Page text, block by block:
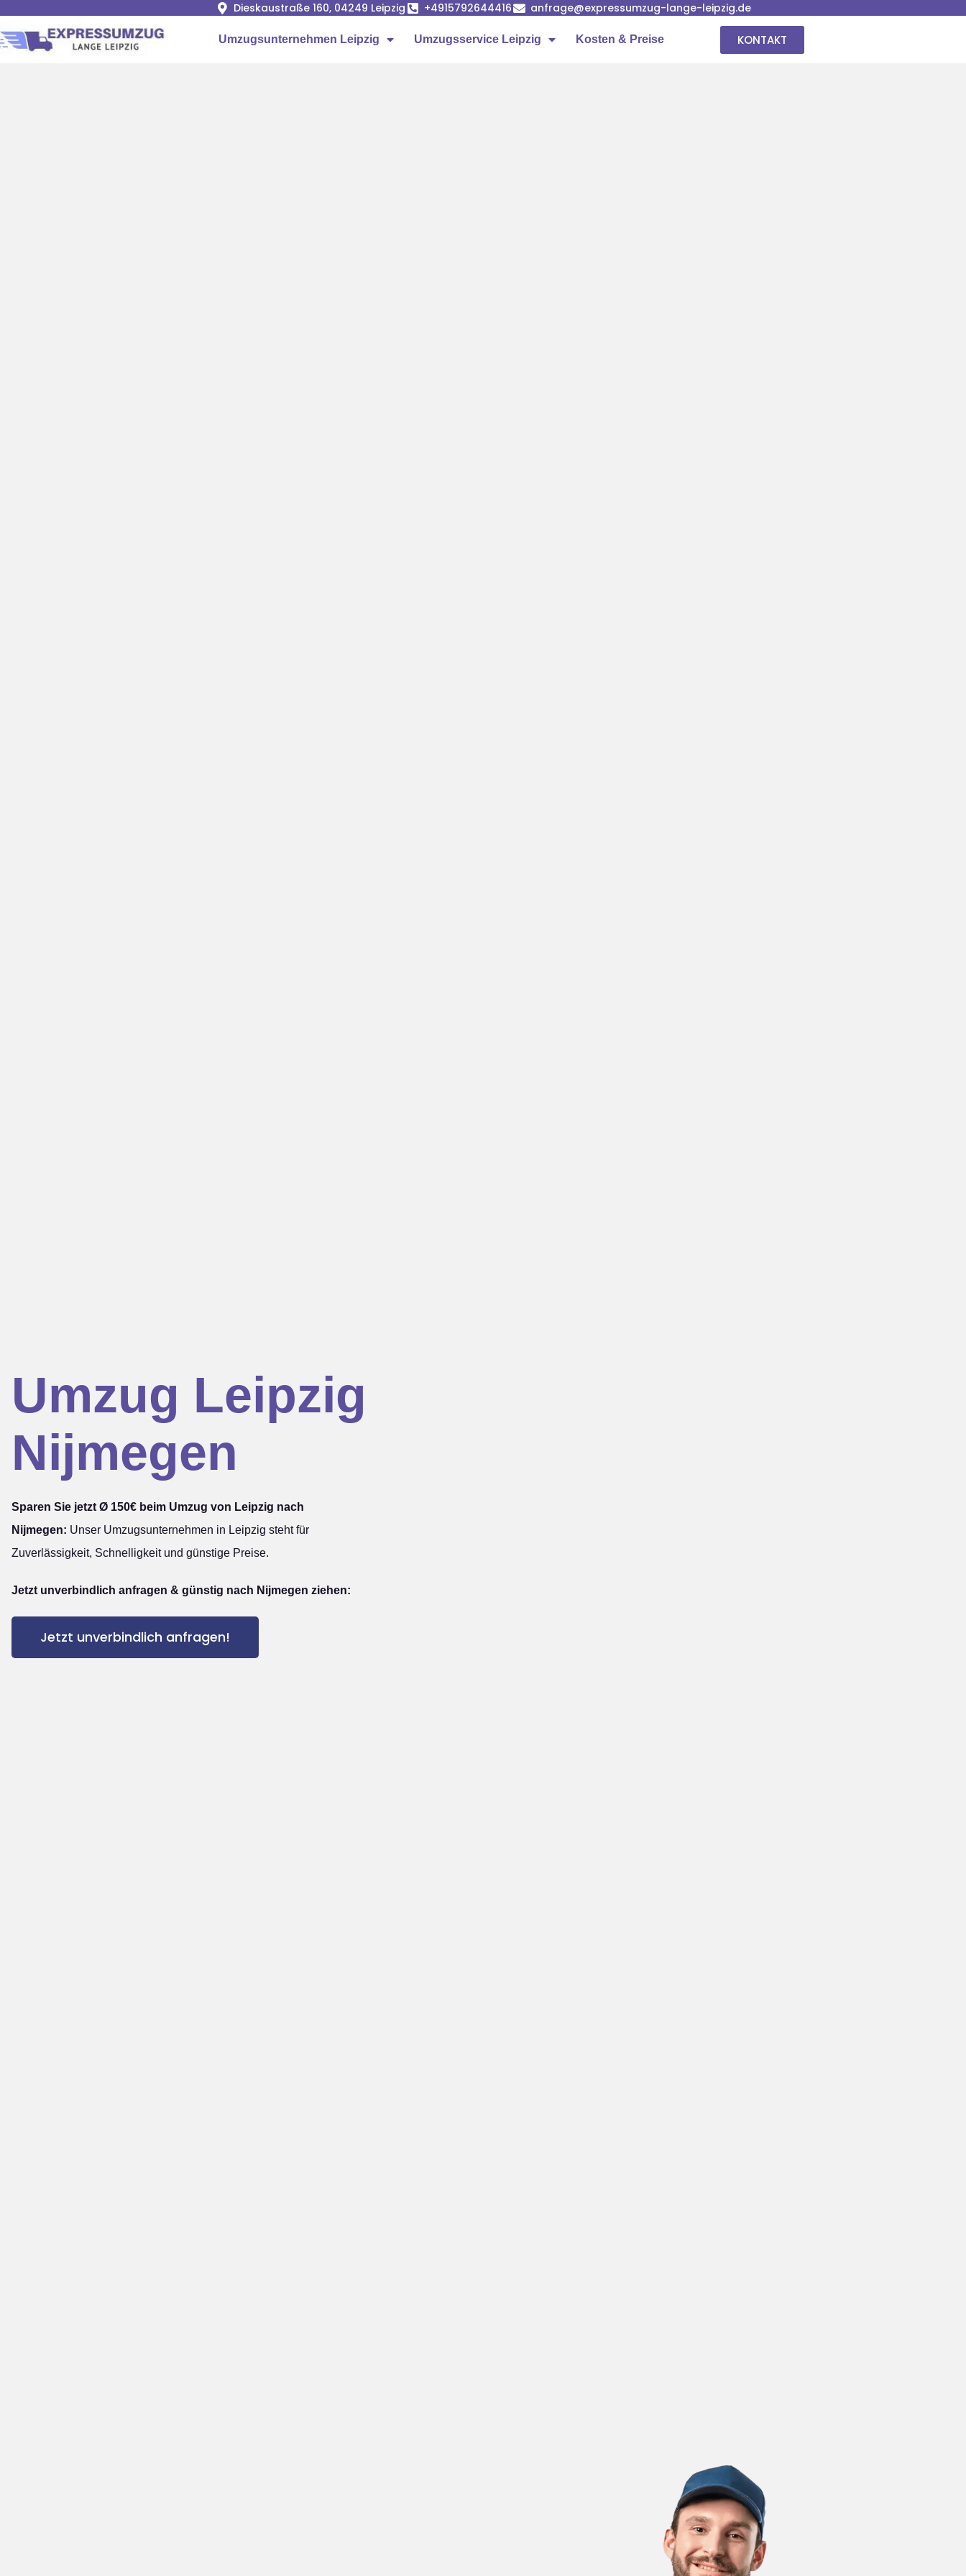
Dieskaustraße 160, 04249 Leipzig +4915792644416 anfrage@expressumzug-lange-leipzig.de
Umzugsunternehmen Leipzig Umzugsservice Leipzig Kosten & Preise KONTAKT
Umzug Leipzig
Nijmegen
Sparen Sie jetzt Ø 150€ beim Umzug von Leipzig nach
Nijmegen: Unser Umzugsunternehmen in Leipzig steht für
Zuverlässigkeit, Schnelligkeit und günstige Preise.
Jetzt unverbindlich anfragen & günstig nach Nijmegen ziehen:
Jetzt unverbindlich anfragen!